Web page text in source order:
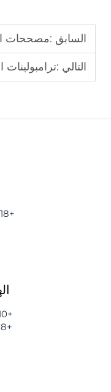
السابق :مصححات
التالي :ترامبولينات اللياقة
+86-579-83925518
+86-13806772010
+86-15727962188